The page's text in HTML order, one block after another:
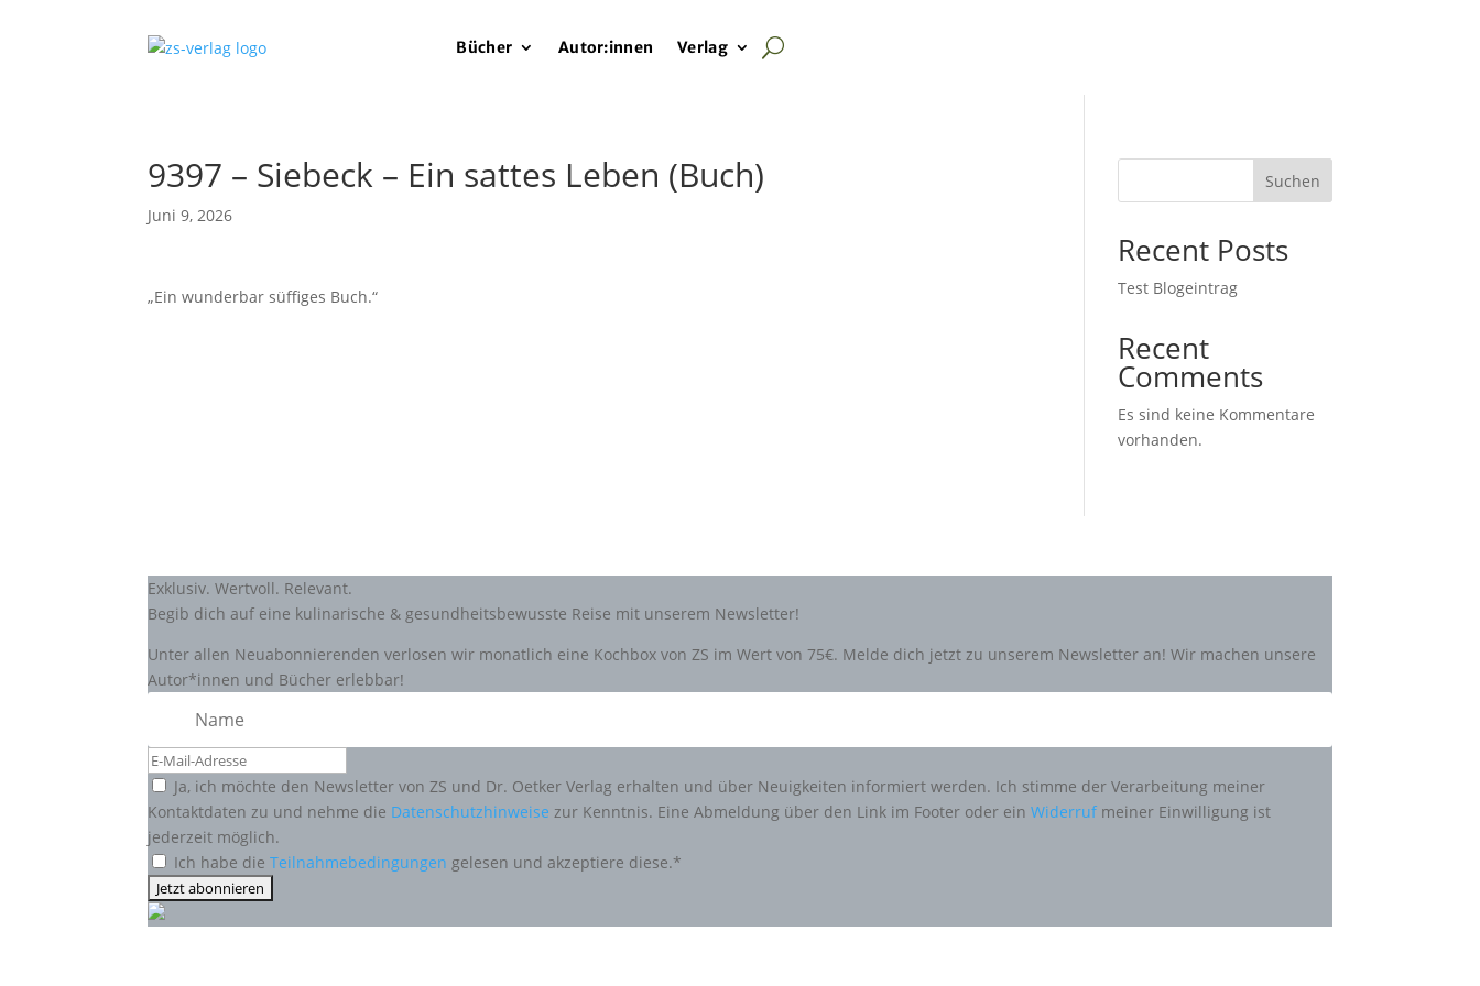
Bücher Autor:innen Verlag
9397 – Siebeck – Ein sattes Leben (Buch)
Juni 9, 2026
„Ein wunderbar süffiges Buch.“
Suchen
Recent Posts
Test Blogeintrag
Recent
Comments
Es sind keine Kommentare
vorhanden.
Exklusiv. Wertvoll. Relevant.
Begib dich auf eine kulinarische & gesundheitsbewusste Reise mit unserem Newsletter!
Unter allen Neuabonnierenden verlosen wir monatlich eine Kochbox von ZS im Wert von 75€. Melde dich jetzt zu unserem Newsletter an! Wir machen unsere
Autor*innen und Bücher erlebbar!
Ja, ich möchte den Newsletter von ZS und Dr. Oetker Verlag erhalten und über Neuigkeiten informiert werden. Ich stimme der Verarbeitung meiner
Kontaktdaten zu und nehme die Datenschutzhinweise zur Kenntnis. Eine Abmeldung über den Link im Footer oder einWiderruf meiner Einwilligung ist
jederzeit möglich.
Ich habe dieTeilnahmebedingungen gelesen und akzeptiere diese.*